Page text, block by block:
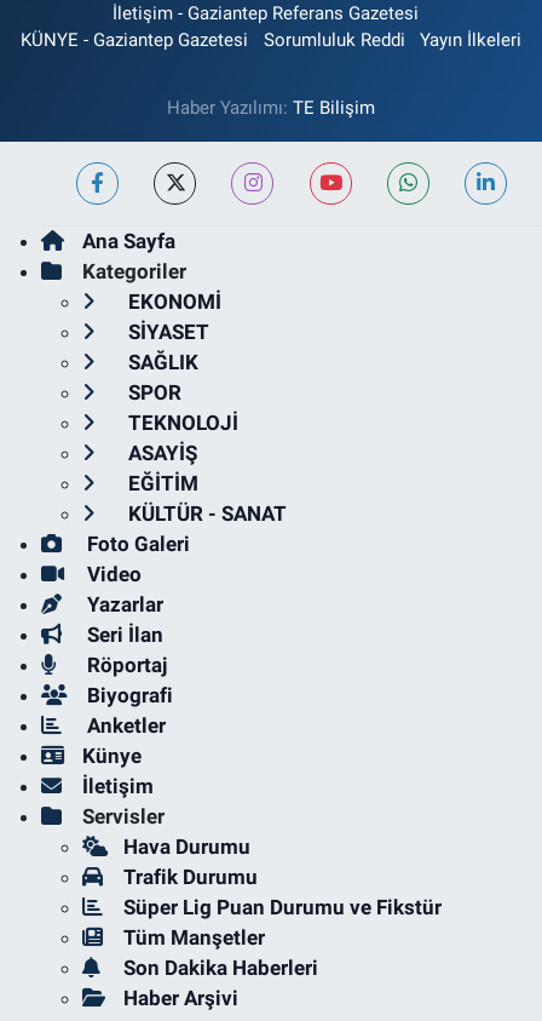
İletişim - Gaziantep Referans Gazetesi
KÜNYE - Gaziantep Gazetesi
Sorumluluk Reddi Yayın İlkeleri
Haber Yazılımı: TE Bilişim
Ana Sayfa
Kategoriler
EKONOMİ
SİYASET
SAĞLIK
SPOR
TEKNOLOJİ
ASAYİŞ
EĞİTİM
KÜLTÜR - SANAT
Foto Galeri
Video
Yazarlar
Seri İlan
Röportaj
Biyografi
Anketler
Künye
İletişim
Servisler
Hava Durumu
Trafik Durumu
Süper Lig Puan Durumu ve Fikstür
Tüm Manşetler
Son Dakika Haberleri
Haber Arşivi